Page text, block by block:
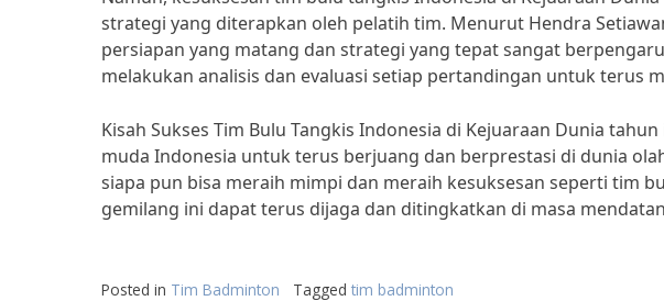
strategi yang diterapkan oleh pelatih tim. Menurut Hendra
persiapan yang matang dan strategi yang tepat sangat
melakukan analisis dan evaluasi setiap pertandingan untuk terus
Kisah Sukses Tim Bulu Tangkis Indonesia di Kejuaraan Dunia
muda Indonesia untuk terus berjuang dan berprestasi di dunia
siapa pun bisa meraih mimpi dan meraih kesuksesan seperti tim
gemilang ini dapat terus dijaga dan ditingkatkan di masa
Posted in Tim Badminton Tagged tim badminton